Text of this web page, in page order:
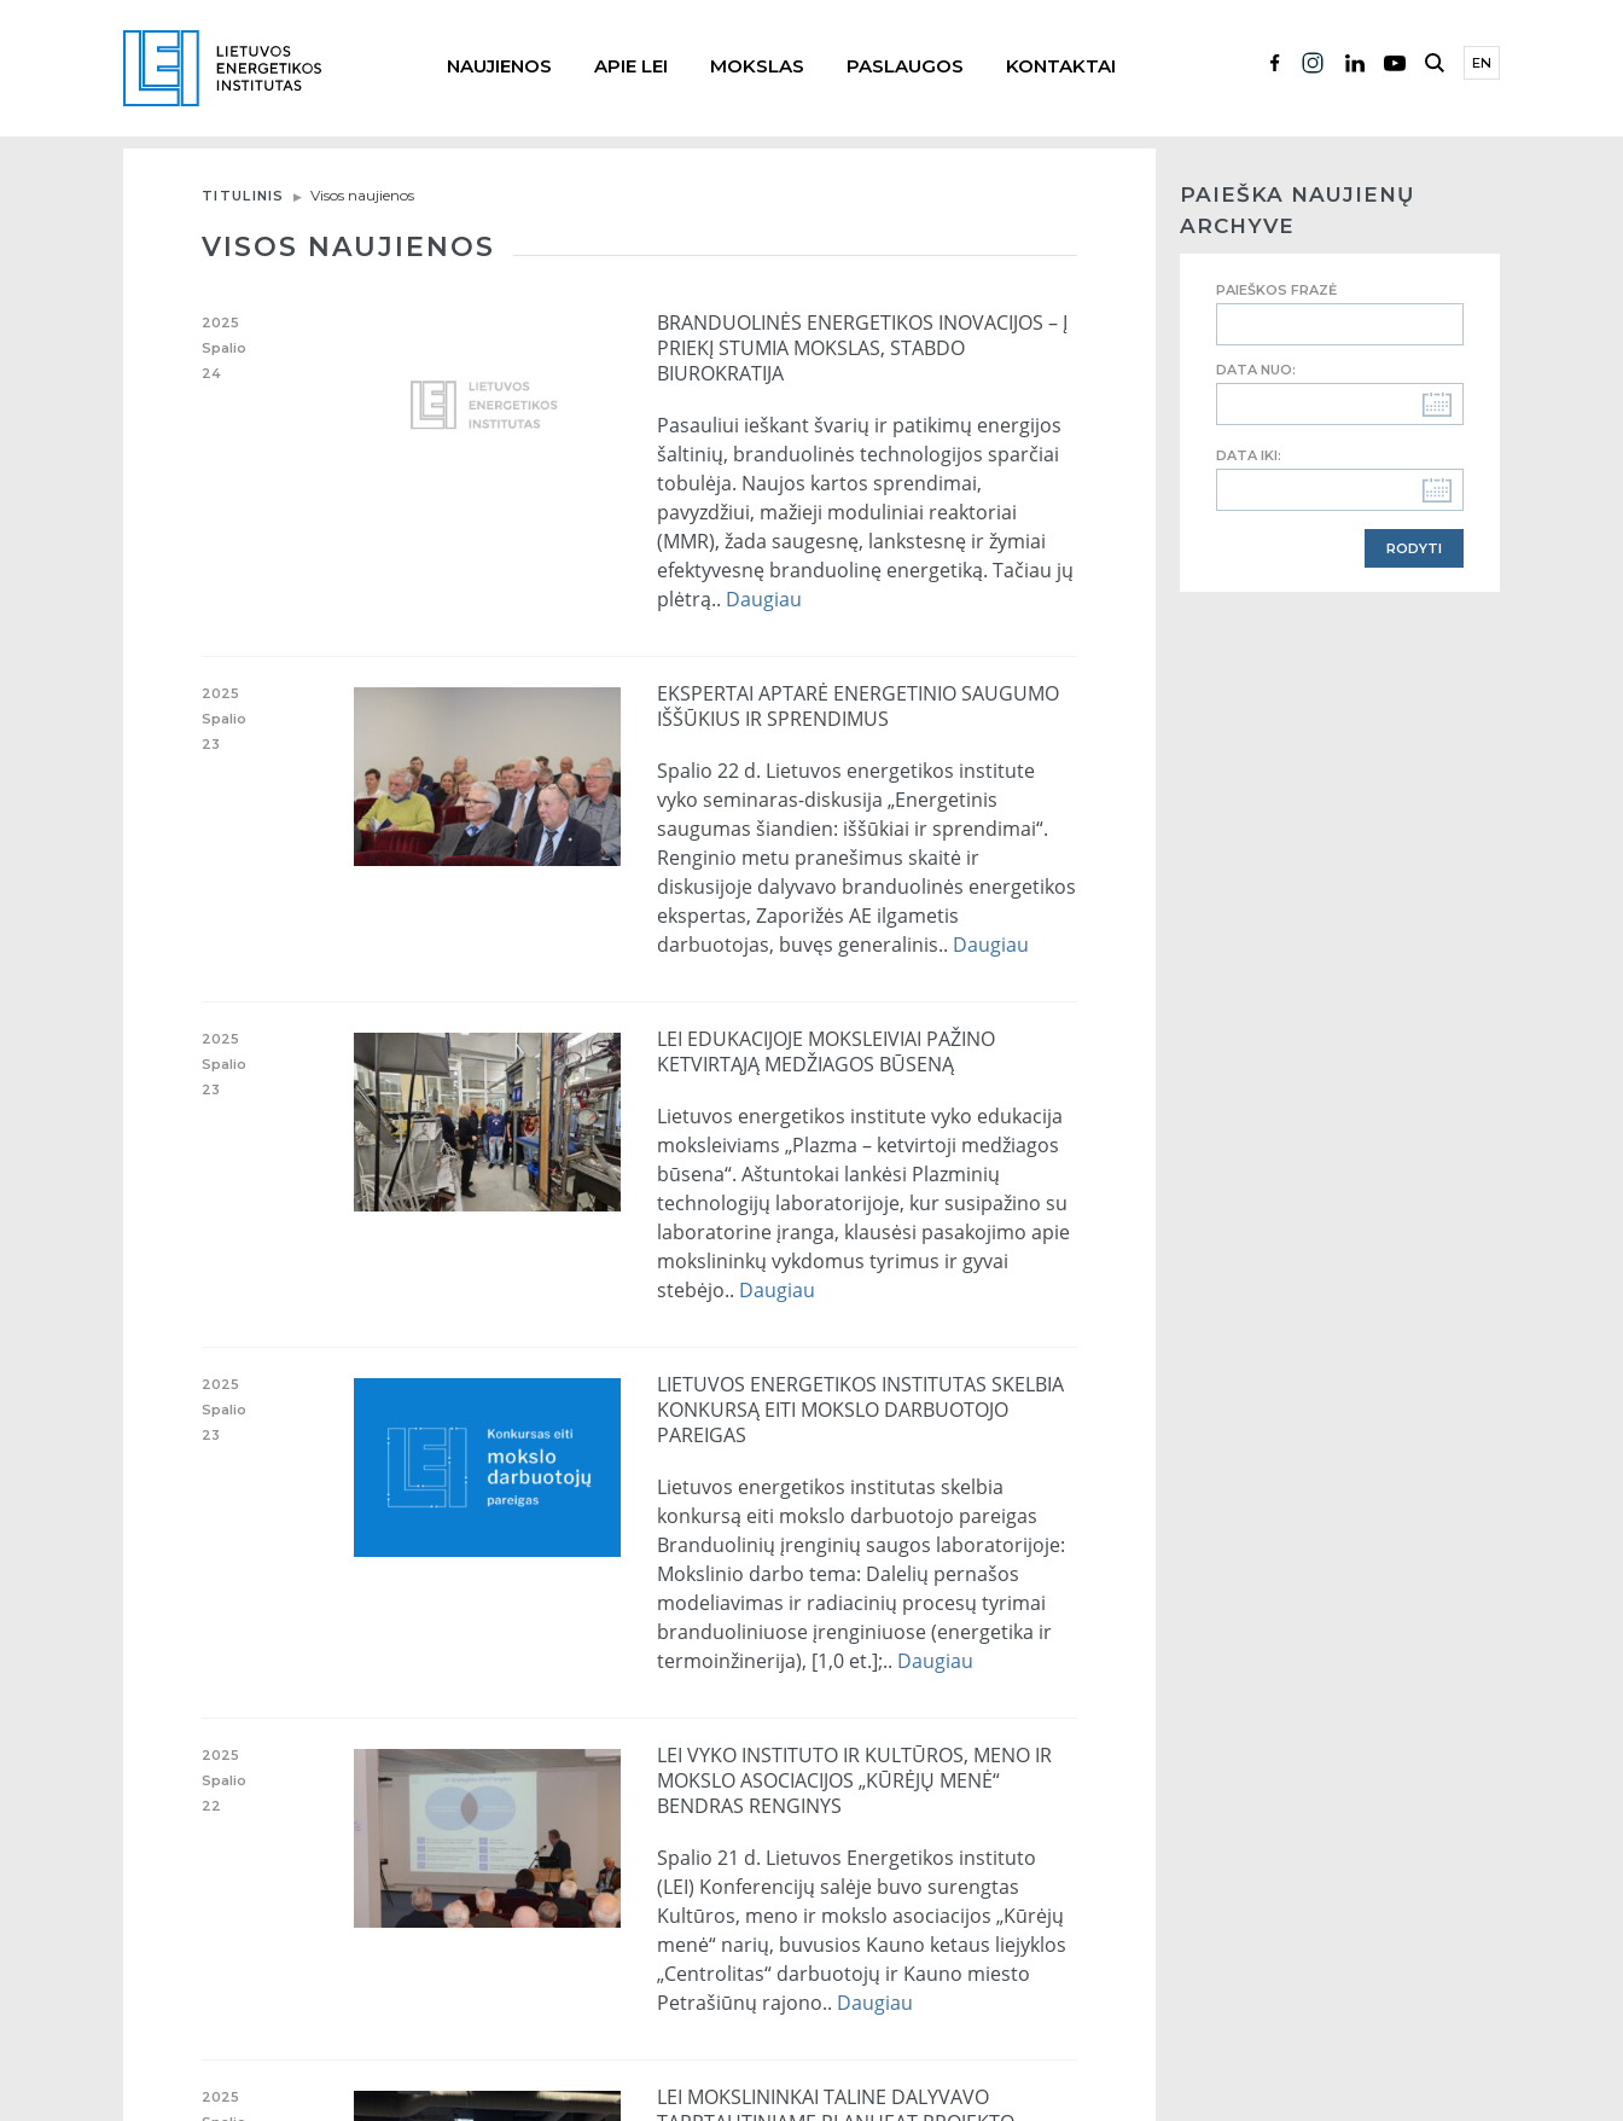
NAUJIENOS APIE LEI MOKSLAS PASLAUGOS KONTAKTAI EN
TITULINIS Visos naujienos
VISOS NAUJIENOS
2025
Spalio
24
BRANDUOLINĖS ENERGETIKOS INOVACIJOS – Į
PRIEKĮ STUMIA MOKSLAS, STABDO
BIUROKRATIJA
Pasauliui ieškant švarių ir patikimų energijos
šaltinių, branduolinės technologijos sparčiai
tobulėja. Naujos kartos sprendimai,
pavyzdžiui, mažieji moduliniai reaktoriai
(MMR), žada saugesnę, lankstesnę ir žymiai
efektyvesnę branduolinę energetiką. Tačiau jų
plėtrą.. Daugiau
2025
Spalio
23
EKSPERTAI APTARĖ ENERGETINIO SAUGUMO
IŠŠŪKIUS IR SPRENDIMUS
Spalio 22 d. Lietuvos energetikos institute
vyko seminaras-diskusija „Energetinis
saugumas šiandien: iššūkiai ir sprendimai“.
Renginio metu pranešimus skaitė ir
diskusijoje dalyvavo branduolinės energetikos
ekspertas, Zaporižės AE ilgametis
darbuotojas, buvęs generalinis.. Daugiau
2025
Spalio
23
LEI EDUKACIJOJE MOKSLEIVIAI PAŽINO
KETVIRTĄJĄ MEDŽIAGOS BŪSENĄ
Lietuvos energetikos institute vyko edukacija
moksleiviams „Plazma – ketvirtoji medžiagos
būsena“. Aštuntokai lankėsi Plazminių
technologijų laboratorijoje, kur susipažino su
laboratorine įranga, klausėsi pasakojimo apie
mokslininkų vykdomus tyrimus ir gyvai
stebėjo.. Daugiau
2025
Spalio
23
LIETUVOS ENERGETIKOS INSTITUTAS SKELBIA
KONKURSĄ EITI MOKSLO DARBUOTOJO
PAREIGAS
Lietuvos energetikos institutas skelbia
konkursą eiti mokslo darbuotojo pareigas
Branduolinių įrenginių saugos laboratorijoje:
Mokslinio darbo tema: Dalelių pernašos
modeliavimas ir radiacinių procesų tyrimai
branduoliniuose įrenginiuose (energetika ir
termoinžinerija), [1,0 et.];.. Daugiau
2025
Spalio
22
LEI VYKO INSTITUTO IR KULTŪROS, MENO IR
MOKSLO ASOCIACIJOS „KŪRĖJŲ MENĖ“
BENDRAS RENGINYS
Spalio 21 d. Lietuvos Energetikos instituto
(LEI) Konferencijų salėje buvo surengtas
Kultūros, meno ir mokslo asociacijos „Kūrėjų
menė“ narių, buvusios Kauno ketaus liejyklos
„Centrolitas“ darbuotojų ir Kauno miesto
Petrašiūnų rajono.. Daugiau
2025
LEI MOKSLININKAI TALINE DALYVAVO
PAIEŠKA NAUJIENŲ
ARCHYVE
PAIEŠKOS FRAZĖ
DATA NUO:
DATA IKI: